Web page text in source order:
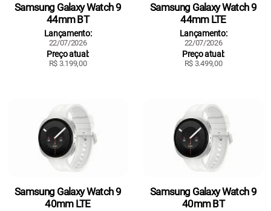
Samsung Galaxy Watch 9
44mm BT
Lançamento:
22/07/2026
Preço atual:
R$ 3.199,00
Samsung Galaxy Watch 9
44mm LTE
Lançamento:
22/07/2026
Preço atual:
R$ 3.499,00
Samsung Galaxy Watch 9
40mm LTE
Samsung Galaxy Watch 9
40mm BT